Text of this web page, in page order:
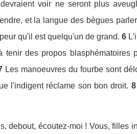
voir ne seront plus
et la langue des bègues
qu'il est quelqu'un de grand. 6
tenir des propos
Les manoeuvres du fourbe sont
l'indigent réclame son bon droit. 8
debout, écoutez-moi ! Vous, filles